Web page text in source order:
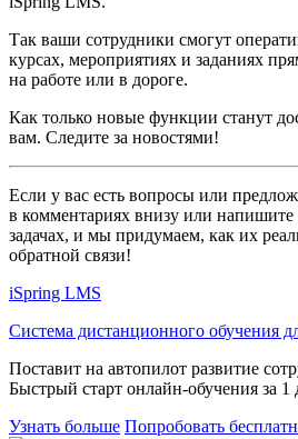
Так ваши сотрудники смогут
курсах, мероприятиях и заданиях
на работе или в дороге.
Как только новые функции станут
вам. Следите за новостями!
Если у вас есть вопросы или
в комментариях внизу или
задачах, и мы придумаем, как их
обратной связи!
iSpring LMS
Система дистанционного обучения
Поставит на автопилот развитие
Быстрый старт онлайн‑обучения за 1
Узнать больше Попробовать